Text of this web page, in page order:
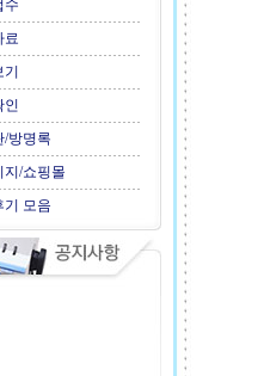
수
료
인
/방명록
지/쇼핑몰
기 모음